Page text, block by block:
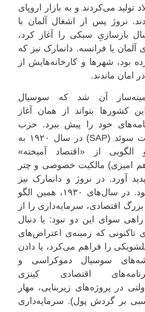
می‌کردند و به بازار اروپای
نروژ پس از اشغال آلمان با
سبکی را آغاز کرد،
یا فرانسه. دانمارک نیز که
بود، شهرها و کارخانه‌هایش از
ماندند.
آن شد که سوسیال
بتواند از همان آغاز
برنامه‌های خود را پیش ببرد. حزب
(SAP)
در سال ۱۹۲۰ به
از «اقتصاد آمیخته»
امیزی) مالکیت خصوصی و چتر
آورد. در نروژ و دانمارک نیز
روند همان‌گونه بود. در سال‌های ۱۹۳۰، همین الگو
اقتصادی، سرمایه‌داری را از
سوای این دو نبود: یا دنبال
که زمینه‌ی اعتراض‌های
را فراهم می‌کرد، یا دادن
سوسیال دموکراسی و
اقتصادی کینزی
در پروژه‌های زیربنایی، مهار
بر گردش پول). سرمایه‌داری